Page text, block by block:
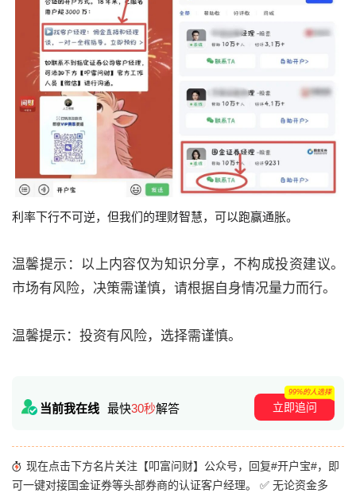
利率下行不可逆，但我们的理财智慧，可以跑赢通胀。
温馨提示：以上内容仅为知识分享，不构成投资建议。
市场有风险，决策需谨慎，请根据自身情况量力而行。
温馨提示：投资有风险，选择需谨慎。
当前我在线 最快30秒解答 立即追问
99%的人选择
现在点击下方名片关注【叩富问财】公众号，回复#开户宝#，即
可一键对接国金证券等头部券商的认证客户经理。 ✅ 无论资金多